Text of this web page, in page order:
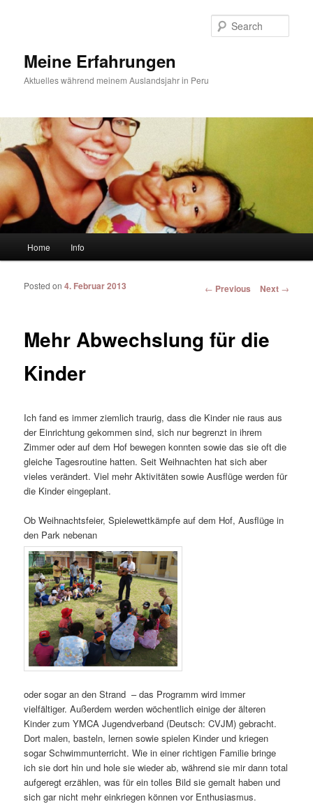
Meine Erfahrungen
Aktuelles während meinem Auslandsjahr in Peru
Skip to primary content
Skip to secondary content
Home Info
Post navigation
← Previous Next →
Mehr Abwechslung für die
Kinder
Posted on4. Februar 2013
Ich fand es immer ziemlich traurig, dass die Kinder nie raus aus
der Einrichtung gekommen sind, sich nur begrenzt in ihrem
Zimmer oder auf dem Hof bewegen konnten sowie das sie oft die
gleiche Tagesroutine hatten. Seit Weihnachten hat sich aber
vieles verändert. Viel mehr Aktivitäten sowie Ausflüge werden für
die Kinder eingeplant.
Ob Weihnachtsfeier, Spielewettkämpfe auf dem Hof, Ausflüge in
den Park nebenan
oder sogar an den Strand – das Programm wird immer
vielfältiger. Außerdem werden wöchentlich einige der älteren
Kinder zum YMCA Jugendverband (Deutsch: CVJM) gebracht.
Dort malen, basteln, lernen sowie spielen Kinder und kriegen
sogar Schwimmunterricht. Wie in einer richtigen Familie bringe
ich sie dort hin und hole sie wieder ab, während sie mir dann total
aufgeregt erzählen, was für ein tolles Bild sie gemalt haben und
sich gar nicht mehr einkriegen können vor Enthusiasmus.